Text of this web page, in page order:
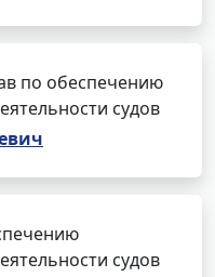
по обеспечению
судов
судов